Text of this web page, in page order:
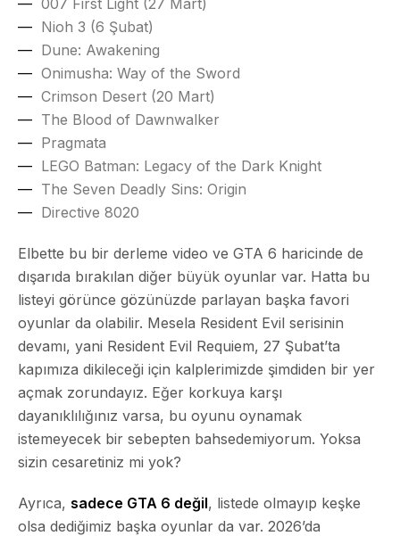
007 First Light (27 Mart)
Nioh 3 (6 Şubat)
Dune: Awakening
Onimusha: Way of the Sword
Crimson Desert (20 Mart)
The Blood of Dawnwalker
Pragmata
LEGO Batman: Legacy of the Dark Knight
The Seven Deadly Sins: Origin
Directive 8020
Elbette bu bir derleme video ve GTA 6 haricinde de
dışarıda bırakılan diğer büyük oyunlar var. Hatta bu
listeyi görünce gözünüzde parlayan başka favori
oyunlar da olabilir. Mesela Resident Evil serisinin
devamı, yani Resident Evil Requiem, 27 Şubat’ta
kapımıza dikileceği için kalplerimizde şimdiden bir yer
açmak zorundayız. Eğer korkuya karşı
dayanıklılığınız varsa, bu oyunu oynamak
istemeyecek bir sebepten bahsedemiyorum. Yoksa
sizin cesaretiniz mi yok?
Ayrıca, sadece GTA 6 değil, listede olmayıp keşke
olsa dediğimiz başka oyunlar da var. 2026’da